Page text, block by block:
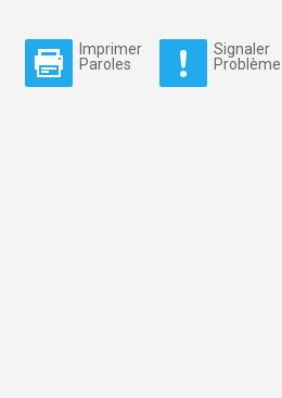
Imprimer
Paroles
Signaler
Problème